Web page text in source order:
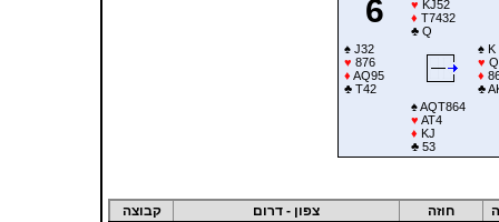
6 ♥ KJ52
♦ T7432
♣Q
♠J32
♥ 876
♦ AQ95
♣T42
♠K
♥
♦
♣
♠AQT864
♥ AT4
♦ KJ
♣53
חוזה צפון - דרום
קבוצה